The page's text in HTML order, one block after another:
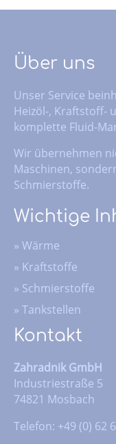
Über uns
Unser Service
Heizöl-, Kraftstoff-
komplette Fluid-
Wir übernehmen
Maschinen,
Schmierstoffe.
Wichtige
» Wärme
» Kraftstoffe
» Schmierstoffe
» Tankstellen
Kontakt
Zahradnik GmbH
Industriestraße 5
74821 Mosbach
Telefon: +49 (0) 62